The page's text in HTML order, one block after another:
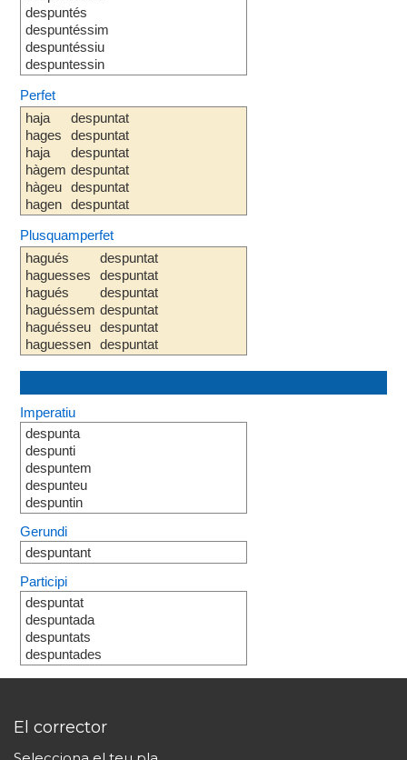
despuntés
despuntéssim
despuntéssiu
despuntessin
Perfet
haja
hages
haja
hàgem
hàgeu
hagen
despuntat
despuntat
despuntat
despuntat
despuntat
despuntat
Plusquamperfet
hagués
haguesses
hagués
haguéssem
haguésseu
haguessen
despuntat
despuntat
despuntat
despuntat
despuntat
despuntat
Imperatiu
despunta
despunti
despuntem
despunteu
despuntin
Gerundi
despuntant
Participi
despuntat
despuntada
despuntats
despuntades
El corrector